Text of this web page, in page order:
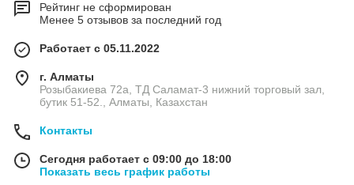
Рейтинг не сформирован
Менее 5 отзывов за последний год
Работает с 05.11.2022
г. Алматы
Розыбакиева 72а, ТД Саламат-3 нижний торговый зал,
бутик 51-52., Алматы, Казахстан
Контакты
Сегодня работает с 09:00 до 18:00
Показать весь график работы